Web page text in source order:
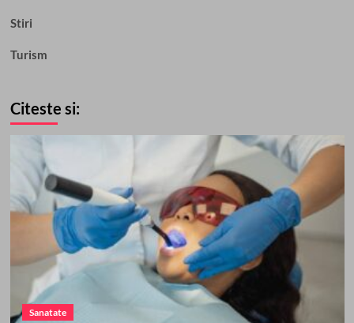
Stiri
Turism
Citeste si:
Sanatate